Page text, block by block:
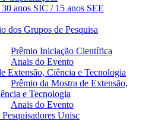
anos SIC / 15 anos SEE
dos Grupos de Pesquisa
Prêmio Iniciação Científica
Anais do Evento
Extensão, Ciência e Tecnologia
Prêmio da Mostra de Extensão,
e Tecnologia
Anais do Evento
Unisc